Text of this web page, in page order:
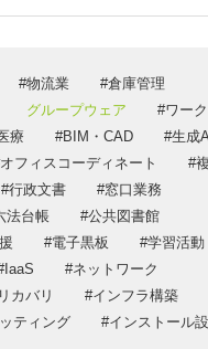
登録
わせ
ィ方針
物流業
倉庫管理
グループウェア
ワー
療 BIM・CAD
生成
オフィスコーディネート
行政文書
窓口業務
法台帳
公共図書館
電子黒板
学習活動
IaaS
ネットワーク
カバリ
インフラ構築
ティング
インストール